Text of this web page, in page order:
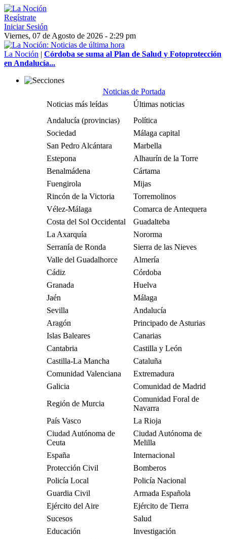
Regístrate
Iniciar Sesión
Viernes, 07 de Agosto de 2026 - 2:29 pm
La Noción | Córdoba se suma al Plan de Salud y Fotoprotección
en Andalucía...
Noticias de Portada
Noticias más leídas
Últimas noticias
Andalucía (provincias)
Política
Sociedad
Málaga capital
San Pedro Alcántara
Marbella
Estepona
Alhaurín de la Torre
Benalmádena
Cártama
Fuengirola
Mijas
Rincón de la Victoria
Torremolinos
Vélez-Málaga
Comarca de Antequera
Costa del Sol Occidental
Guadalteba
La Axarquía
Nororma
Serranía de Ronda
Sierra de las Nieves
Valle del Guadalhorce
Almería
Cádiz
Córdoba
Granada
Huelva
Jaén
Málaga
Sevilla
Andalucía
Aragón
Principado de Asturias
Islas Baleares
Canarias
Cantabria
Castilla y León
Castilla-La Mancha
Cataluña
Comunidad Valenciana
Extremadura
Galicia
Comunidad de Madrid
Región de Murcia
Comunidad Foral de
Navarra
País Vasco
La Rioja
Ciudad Autónoma de
Ceuta
Ciudad Autónoma de
Melilla
España
Internacional
Protección Civil
Bomberos
Policía Local
Policía Nacional
Guardia Civil
Armada Española
Ejército del Aire
Ejército de Tierra
Sucesos
Salud
Educación
Investigación